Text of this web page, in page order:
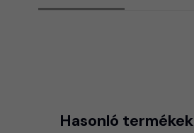
Hasonló termékek